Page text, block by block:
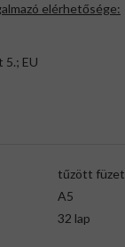
elérhetősége:
5.; EU
tűzött füzet
A5
32 lap